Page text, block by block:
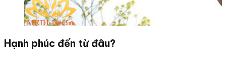
Hạnh phúc đến từ đâu?